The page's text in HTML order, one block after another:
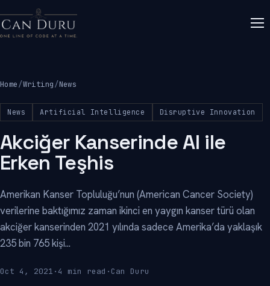
Home/Writing/News
News Artificial Intelligence Disruptive Innovation
Akciğer Kanserinde AI ile
Erken Teşhis
Amerikan Kanser Topluluğu’nun (American Cancer Society)
verilerine baktığımız zaman ikinci en yaygın kanser türü olan
akciğer kanserinden 2021 yılında sadece Amerika’da yaklaşık
235 bin 765 kişi...
Oct 4, 2021 · 4 min read · Can Duru